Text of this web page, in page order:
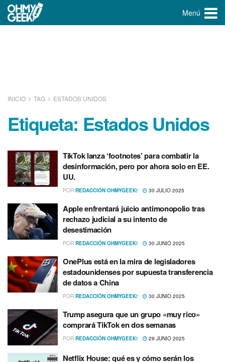
Menú
INICIO TAG ESTADOS UNIDOS
Etiqueta: Estados Unidos
TikTok lanza ‘footnotes’ para combatir la
desinformación, pero por ahora solo en EE.
UU.
POR REDACCIÓN OHMYGEEK! 30 JULIO 2025
Apple enfrentará juicio antimonopolio tras
rechazo judicial a su intento de
desestimación
POR REDACCIÓN OHMYGEEK! 30 JUNIO 2025
OnePlus está en la mira de legisladores
estadounidenses por supuesta transferencia
de datos a China
POR REDACCIÓN OHMYGEEK! 30 JUNIO 2025
Trump asegura que un grupo «muy rico»
comprará TikTok en dos semanas
POR REDACCIÓN OHMYGEEK! 29 JUNIO 2025
Netflix House: qué es y cómo serán los